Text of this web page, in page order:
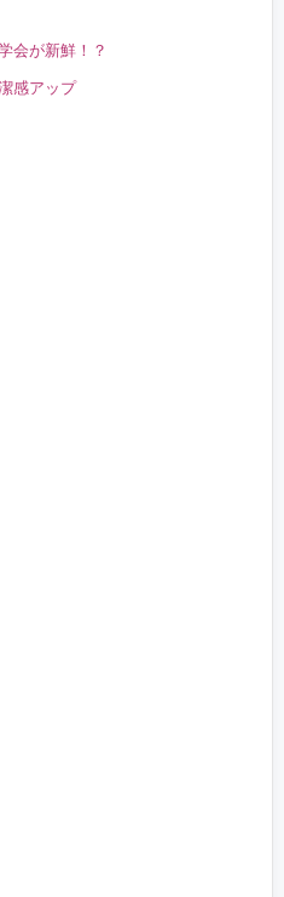
会が新鮮！？
感アップ